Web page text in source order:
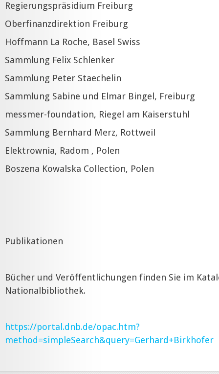
Regierungspräsidium Freiburg
Oberfinanzdirektion Freiburg
Hoffmann La Roche, Basel Swiss
Sammlung Felix Schlenker
Sammlung Peter Staechelin
Sammlung Sabine und Elmar Bingel, Freiburg
messmer-foundation, Riegel am Kaiserstuhl
Sammlung Bernhard Merz, Rottweil
Elektrownia, Radom , Polen
Boszena Kowalska Collection, Polen
Publikationen
Bücher und Veröffentlichungen finden Sie im
Nationalbibliothek.
https://portal.dnb.de/opac.htm?
method=simpleSearch&query=Gerhard+Birkhofer